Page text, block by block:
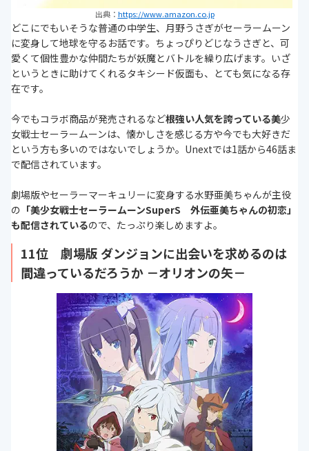
出典： https://www.amazon.co.jp
どこにでもいそうな普通の中学生、月野うさぎがセーラームーン
に変身して地球を守るお話です。ちょっぴりどじなうさぎと、可
愛くて個性豊かな仲間たちが妖魔とバトルを繰り広げます。いざ
というときに助けてくれるタキシード仮面も、とても気になる存
在です。
今でもコラボ商品が発売されるなど根強い人気を誇っている美少
女戦士セーラームーンは、懐かしさを感じる方や今でも大好きだ
という方も多いのではないでしょうか。Unextでは1話から46話ま
で配信されています。
劇場版やセーラーマーキュリーに変身する水野亜美ちゃんが主役
の 「美少女戦士セーラームーンSuperS 外伝亜美ちゃんの初恋」
も配信されているので、たっぷり楽しめますよ。
11位 劇場版 ダンジョンに出会いを求めるのは
間違っているだろうか －オリオンの矢－